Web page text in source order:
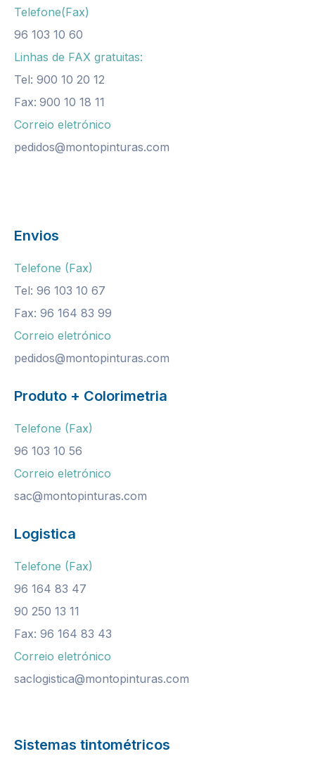
Telefone(Fax)
96 103 10 60
Linhas de FAX gratuitas:
Tel: 900 10 20 12
Fax: 900 10 18 11
Correio eletrónico
pedidos@montopinturas.com
Envios
Telefone (Fax)
Tel: 96 103 10 67
Fax: 96 164 83 99
Correio eletrónico
pedidos@montopinturas.com
Produto + Colorimetria
Telefone (Fax)
96 103 10 56
Correio eletrónico
sac@montopinturas.com
Logistica
Telefone (Fax)
96 164 83 47
90 250 13 11
Fax: 96 164 83 43
Correio eletrónico
saclogistica@montopinturas.com
Sistemas tintométricos